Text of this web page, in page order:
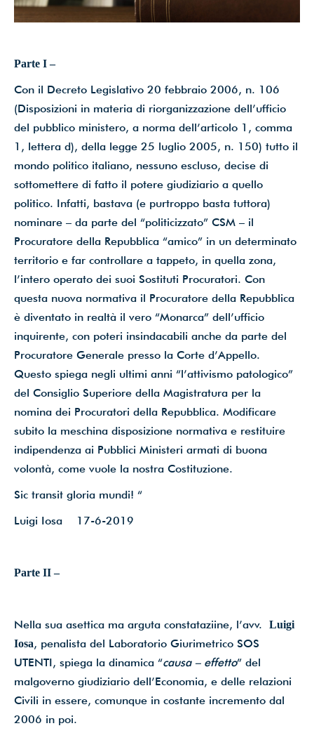
Parte I –
Con il Decreto Legislativo 20 febbraio 2006, n. 106
(Disposizioni in materia di riorganizzazione dell’ufficio
del pubblico ministero, a norma dell’articolo 1, comma
1, lettera d), della legge 25 luglio 2005, n. 150) tutto il
mondo politico italiano, nessuno escluso, decise di
sottomettere di fatto il potere giudiziario a quello
politico. Infatti, bastava (e purtroppo basta tuttora)
nominare – da parte del “politicizzato” CSM – il
Procuratore della Repubblica “amico” in un determinato
territorio e far controllare a tappeto, in quella zona,
l’intero operato dei suoi Sostituti Procuratori. Con
questa nuova normativa il Procuratore della Repubblica
è diventato in realtà il vero “Monarca” dell’ufficio
inquirente, con poteri insindacabili anche da parte del
Procuratore Generale presso la Corte d’Appello.
Questo spiega negli ultimi anni “l’attivismo patologico”
del Consiglio Superiore della Magistratura per la
nomina dei Procuratori della Repubblica. Modificare
subito la meschina disposizione normativa e restituire
indipendenza ai Pubblici Ministeri armati di buona
volontà, come vuole la nostra Costituzione.
Sic transit gloria mundi! “
Luigi Iosa 17-6-2019
Parte II –
Nella sua asettica ma arguta constataziine, l’avv. Luigi
Iosa, penalista del Laboratorio Giurimetrico SOS
UTENTI, spiega la dinamica “causa – effetto” del
malgoverno giudiziario dell’Economia, e delle relazioni
Civili in essere, comunque in costante incremento dal
2006 in poi.